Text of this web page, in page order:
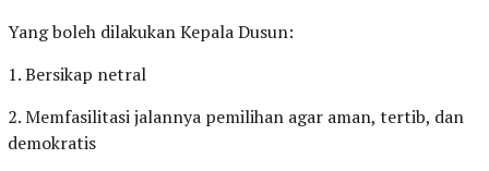
Yang boleh dilakukan Kepala Dusun:
1. Bersikap netral
2. Memfasilitasi jalannya pemilihan agar aman, tertib, dan
demokratis